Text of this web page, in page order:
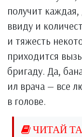
получит
ввиду и
и тяжесть
приходится
бригаду. Да,
ил врача — все
в голове.